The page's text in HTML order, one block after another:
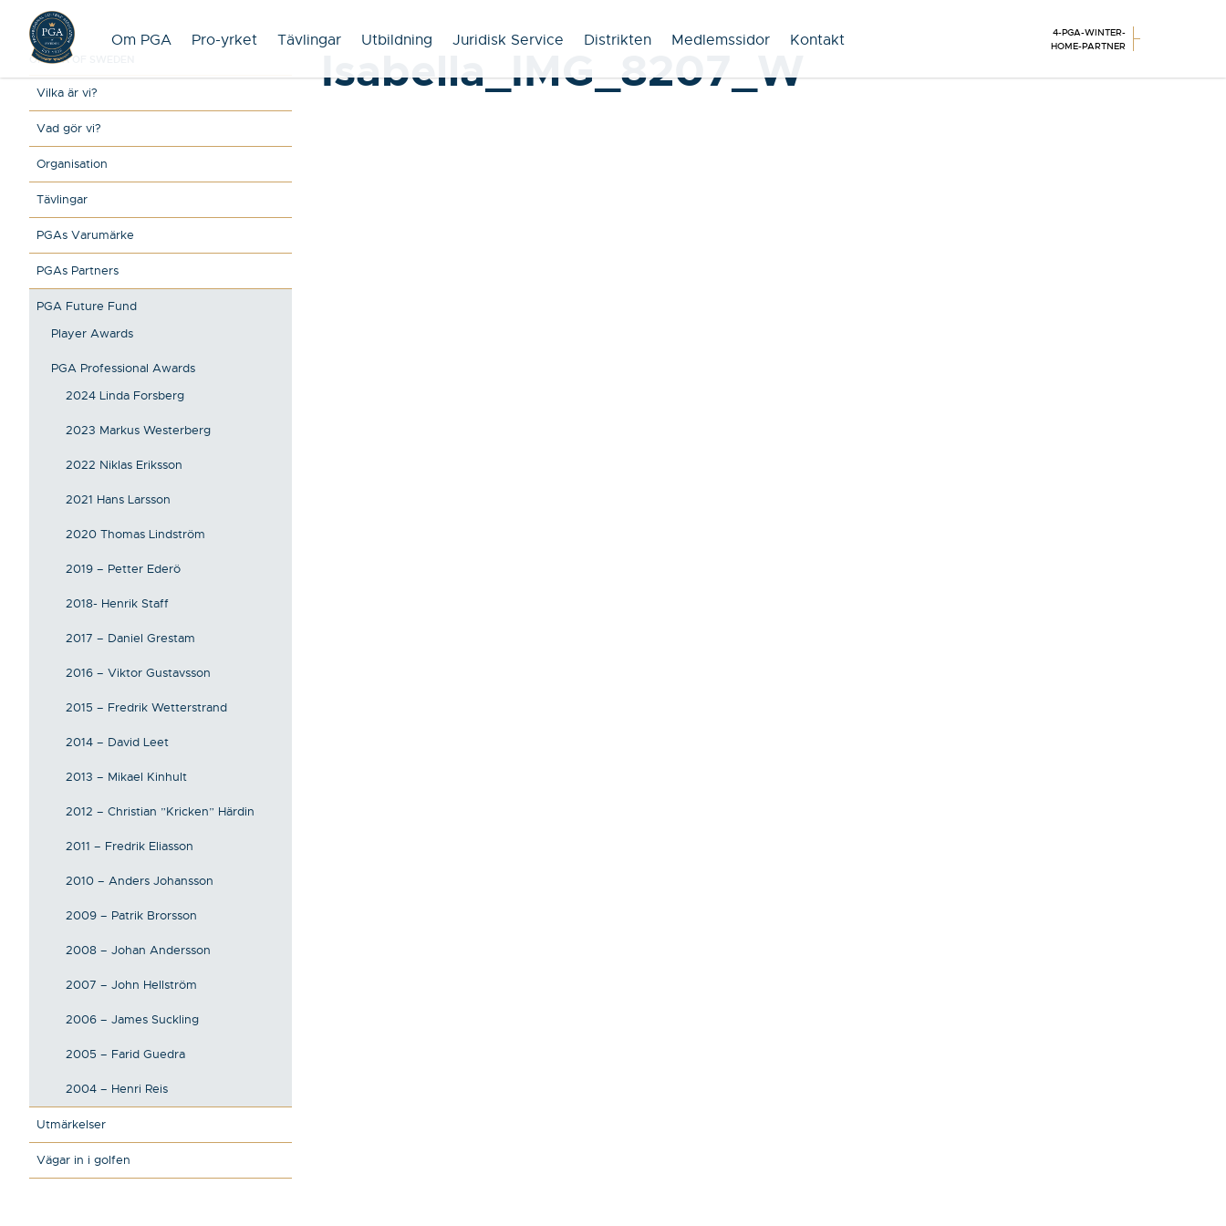
Om PGA Pro-yrket Tävlingar Utbildning Juridisk Service Distrikten Medlemssidor Kontakt
4-PGA-WINTER-
HOME-PARTNER
OM PGA OF SWEDEN
Vilka är vi?
Vad gör vi?
Organisation
Tävlingar
PGAs Varumärke
PGAs Partners
PGA Future Fund
Player Awards
PGA Professional Awards
2024 Linda Forsberg
2023 Markus Westerberg
2022 Niklas Eriksson
2021 Hans Larsson
2020 Thomas Lindström
2019 – Petter Ederö
2018- Henrik Staff
2017 – Daniel Grestam
2016 – Viktor Gustavsson
2015 – Fredrik Wetterstrand
2014 – David Leet
2013 – Mikael Kinhult
2012 – Christian ”Kricken” Härdin
2011 – Fredrik Eliasson
2010 – Anders Johansson
2009 – Patrik Brorsson
2008 – Johan Andersson
2007 – John Hellström
2006 – James Suckling
2005 – Farid Guedra
2004 – Henri Reis
Utmärkelser
Vägar in i golfen
Isabella_IMG_8207_W